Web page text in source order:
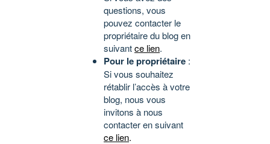
questions, vous
pouvez contacter le
propriétaire du blog en
suivantce lien.
Pour le propriétaire :
Si vous souhaitez
rétablir l’accès à votre
blog, nous vous
invitons à nous
contacter en suivant
ce lien.